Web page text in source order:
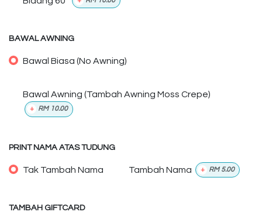
BAWAL AWNING
Bawal Biasa (No Awning)
Bawal Awning (Tambah Awning Moss Crepe)
+ RM 10.00
PRINT NAMA ATAS TUDUNG
Tak Tambah Nama Tambah Nama + RM 5.00
TAMBAH GIFTCARD